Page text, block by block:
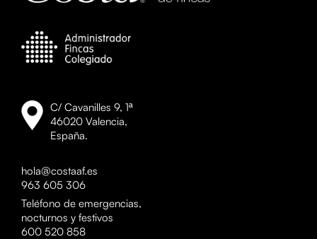
C/ Cavanilles 9, 1ª
46020 Valencia,
España.
hola@costaaf.es
963 605 306
Teléfono de emergencias,
nocturnos y festivos
600 520 858